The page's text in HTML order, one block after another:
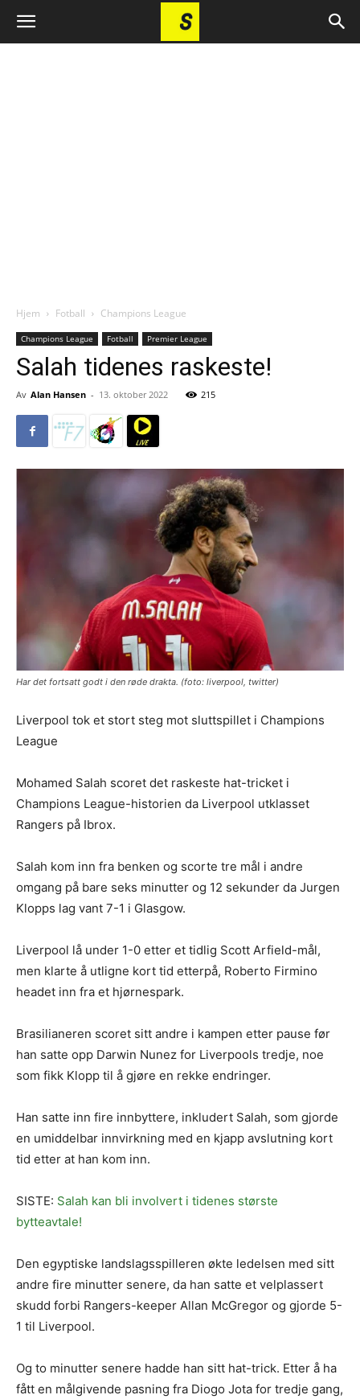
Hjem Fotball Champions League
Champions League Fotball Premier League
Salah tidenes raskeste!
Av Alan Hansen - 13. oktober 2022 215
Har det fortsatt godt i den røde drakta. (foto: liverpool, twitter)
Liverpool tok et stort steg mot sluttspillet i Champions
League
Mohamed Salah scoret det raskeste hat-tricket i
Champions League-historien da Liverpool utklasset
Rangers på Ibrox.
Salah kom inn fra benken og scorte tre mål i andre
omgang på bare seks minutter og 12 sekunder da Jurgen
Klopps lag vant 7-1 i Glasgow.
Liverpool lå under 1-0 etter et tidlig Scott Arfield-mål,
men klarte å utligne kort tid etterpå, Roberto Firmino
headet inn fra et hjørnespark.
Brasilianeren scoret sitt andre i kampen etter pause før
han satte opp Darwin Nunez for Liverpools tredje, noe
som fikk Klopp til å gjøre en rekke endringer.
Han satte inn fire innbyttere, inkludert Salah, som gjorde
en umiddelbar innvirkning med en kjapp avslutning kort
tid etter at han kom inn.
SISTE: Salah kan bli involvert i tidenes største
bytteavtale!
Den egyptiske landslagsspilleren økte ledelsen med sitt
andre fire minutter senere, da han satte et velplassert
skudd forbi Rangers-keeper Allan McGregor og gjorde 5-
1 til Liverpool.
Og to minutter senere hadde han sitt hat-trick. Etter å ha
fått en målgivende pasning fra Diogo Jota for tredje gang,